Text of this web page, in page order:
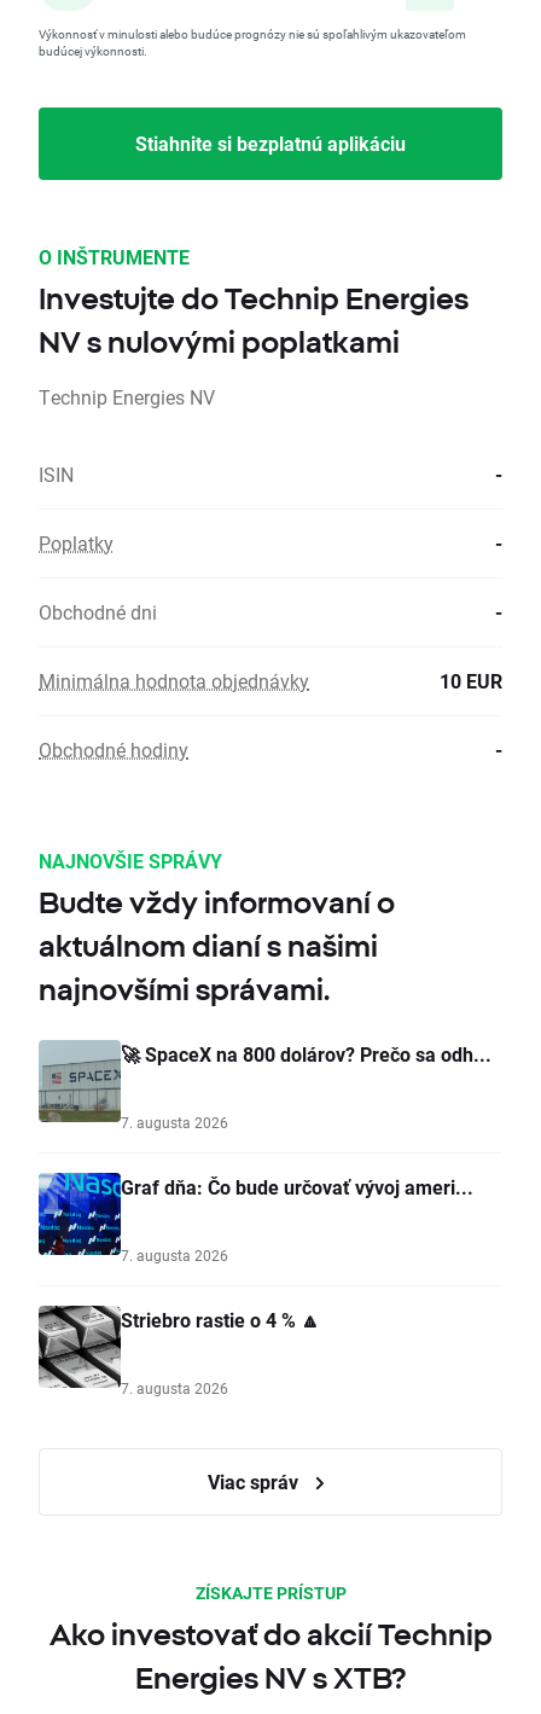
Výkonnosť v minulosti alebo budúce prognózy nie sú spoľahlivým ukazovateľom
budúcej výkonnosti.
Stiahnite si bezplatnú aplikáciu
O INŠTRUMENTE
Investujte do Technip Energies
NV s nulovými poplatkami
Technip Energies NV
ISIN -
Poplatky -
Obchodné dni -
Minimálna hodnota objednávky 10 EUR
Obchodné hodiny -
NAJNOVŠIE SPRÁVY
Budte vždy informovaní o
aktuálnom dianí s našimi
najnovšími správami.
🚀 SpaceX na 800 dolárov? Prečo sa odh...
7. augusta 2026
Graf dňa: Čo bude určovať vývoj ameri...
7. augusta 2026
Striebro rastie o 4 % 🔼
7. augusta 2026
Viac správ
ZÍSKAJTE PRÍSTUP
Ako investovať do akcií Technip
Energies NV s XTB?